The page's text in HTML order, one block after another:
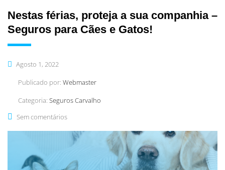
Nestas férias, proteja a sua companhia –
Seguros para Cães e Gatos!
Agosto 1, 2022
Publicado por: Webmaster
Categoria: Seguros Carvalho
Sem comentários